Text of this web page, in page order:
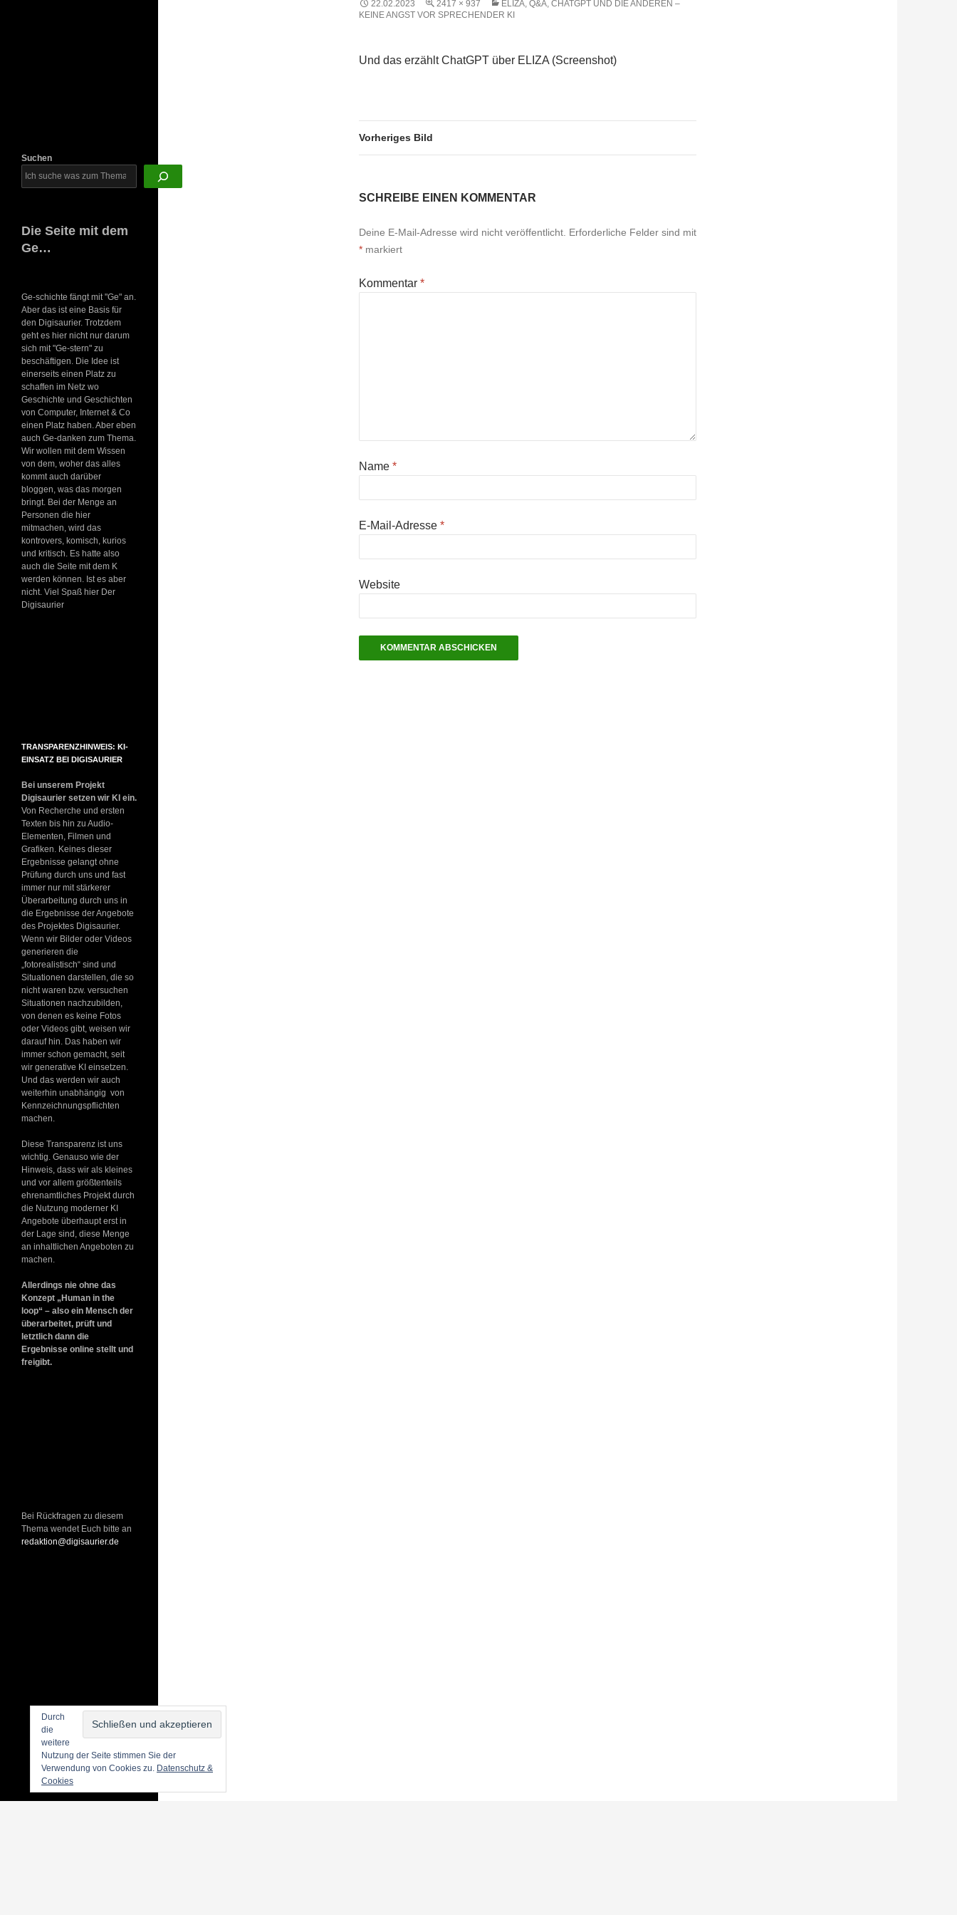
22.02.2023 2417 × 937
ELIZA, Q&A, CHATGPT UND DIE ANDEREN –
KEINE ANGST VOR SPRECHENDER KI
Und das erzählt ChatGPT über ELIZA (Screenshot)
Vorheriges Bild
SCHREIBE EINEN KOMMENTAR
Deine E-Mail-Adresse wird nicht veröffentlicht. Erforderliche Felder sind mit
* markiert
Kommentar *
Name *
E-Mail-Adresse *
Website
Suchen
Die Seite mit dem
Ge…
Ge-schichte fängt mit "Ge" an.
Aber das ist eine Basis für
den Digisaurier. Trotzdem
geht es hier nicht nur darum
sich mit "Ge-stern" zu
beschäftigen. Die Idee ist
einerseits einen Platz zu
schaffen im Netz wo
Geschichte und Geschichten
von Computer, Internet & Co
einen Platz haben. Aber eben
auch Ge-danken zum Thema.
Wir wollen mit dem Wissen
von dem, woher das alles
kommt auch darüber
bloggen, was das morgen
bringt. Bei der Menge an
Personen die hier
mitmachen, wird das
kontrovers, komisch, kurios
und kritisch. Es hatte also
auch die Seite mit dem K
werden können. Ist es aber
nicht. Viel Spaß hier Der
Digisaurier
TRANSPARENZHINWEIS: KI-
EINSATZ BEI DIGISAURIER
Bei unserem Projekt
Digisaurier setzen wir KI ein.
Von Recherche und ersten
Texten bis hin zu Audio-
Elementen, Filmen und
Grafiken. Keines dieser
Ergebnisse gelangt ohne
Prüfung durch uns und fast
immer nur mit stärkerer
Überarbeitung durch uns in
die Ergebnisse der Angebote
des Projektes Digisaurier.
Wenn wir Bilder oder Videos
generieren die
„fotorealistisch“ sind und
Situationen darstellen, die so
nicht waren bzw. versuchen
Situationen nachzubilden,
von denen es keine Fotos
oder Videos gibt, weisen wir
darauf hin. Das haben wir
immer schon gemacht, seit
wir generative KI einsetzen.
Und das werden wir auch
weiterhin unabhängig von
Kennzeichnungspflichten
machen.
Diese Transparenz ist uns
wichtig. Genauso wie der
Hinweis, dass wir als kleines
und vor allem größtenteils
ehrenamtliches Projekt durch
die Nutzung moderner KI
Angebote überhaupt erst in
der Lage sind, diese Menge
an inhaltlichen Angeboten zu
machen.
Allerdings nie ohne das
Konzept „Human in the
loop“ – also ein Mensch der
überarbeitet, prüft und
letztlich dann die
Ergebnisse online stellt und
freigibt.
Bei Rückfragen zu diesem
Thema wendet Euch bitte an
redaktion@digisaurier.de
Durch
die
weitere
Nutzung der Seite stimmen Sie der
Verwendung von Cookies zu. Datenschutz &
Cookies